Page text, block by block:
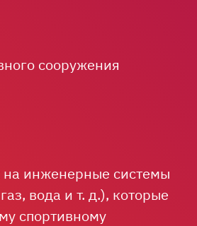
сооружения
на инженерные системы
вода и т. д.), которые
спортивному